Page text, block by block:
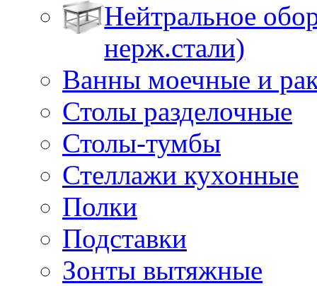
Нейтральное
нерж.стали)
Ванны моечные и
Столы разделочные
Столы-тумбы
Стеллажи кухонные
Полки
Подставки
Зонты вытяжные